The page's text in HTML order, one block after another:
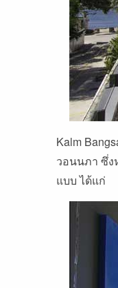
Kalm
วอนนภา ซึ่ง
แบบ ได้แก่